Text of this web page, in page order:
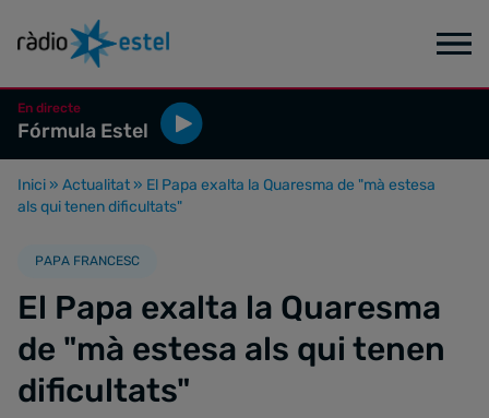
En directe
Fórmula Estel
Inici » Actualitat » El Papa exalta la Quaresma de "mà estesa
als qui tenen dificultats"
PAPA FRANCESC
El Papa exalta la Quaresma
de "mà estesa als qui tenen
dificultats"